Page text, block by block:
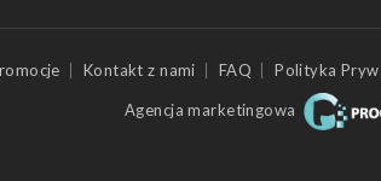
Kontakt z nami FAQ Polityka
Agencja marketingowa